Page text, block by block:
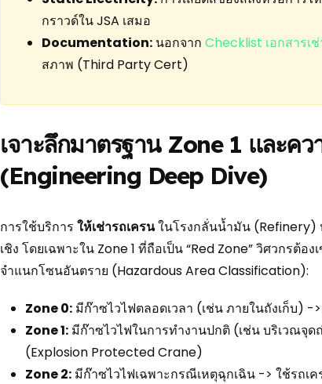
กราวด์ใน JSA เสมอ
Documentation: นอกจาก Checklist เอกสารเ
สภาพ (Third Party Cert)
เจาะลึกมาตรฐาน Zone 1 และคว
(Engineering Deep Dive)
การใช้บริการ ให้เช่ารถเครนในโรงกลั่นน้ำมัน (Refinery)
เชิง โดยเฉพาะใน Zone 1 ที่ถือเป็น “Red Zone” วิศวกรต้อง
จำแนกโซนอันตราย (Hazardous Area Classification):
Zone 0: มีก๊าซไวไฟตลอดเวลา (เช่น ภายในถังเก็บ) -
Zone 1: มีก๊าซไวไฟในการทำงานปกติ (เช่น บริเวณจุ
(Explosion Protected Crane)
Zone 2: มีก๊าซไวไฟเฉพาะกรณีเหตุฉุกเฉิน -> ใช้รถ